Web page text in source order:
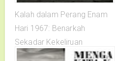
Kalah dalam Perang Enam
Hari 1967: Benarkah
Sekadar Kekeliruan
Strategi?